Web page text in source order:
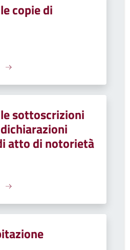
copie di
sottoscrizioni
atto di notorietà